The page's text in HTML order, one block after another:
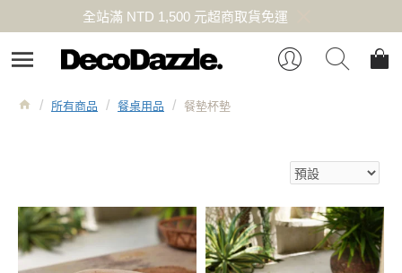
全站滿 NTD 1,500 元超商取貨免運
所有商品 餐桌用品 餐墊杯墊